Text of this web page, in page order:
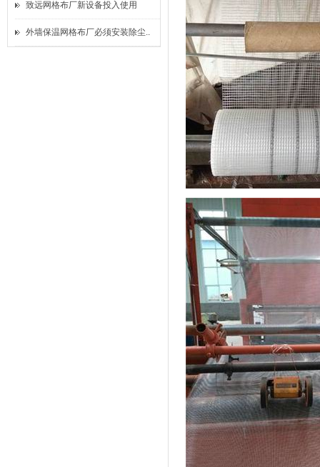
致远网格布厂新设备投入使用
外墙保温网格布厂必须安装除尘..